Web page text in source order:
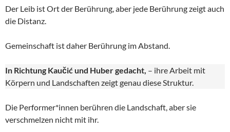
Der Leib ist Ort der Berührung, aber jede Berührung zeigt auch
die Distanz.
Gemeinschaft ist daher Berührung im Abstand.
In Richtung Kaučić und Huber gedacht, – ihre Arbeit mit
Körpern und Landschaften zeigt genau diese Struktur.
Die Performer*innen berühren die Landschaft, aber sie
verschmelzen nicht mit ihr.